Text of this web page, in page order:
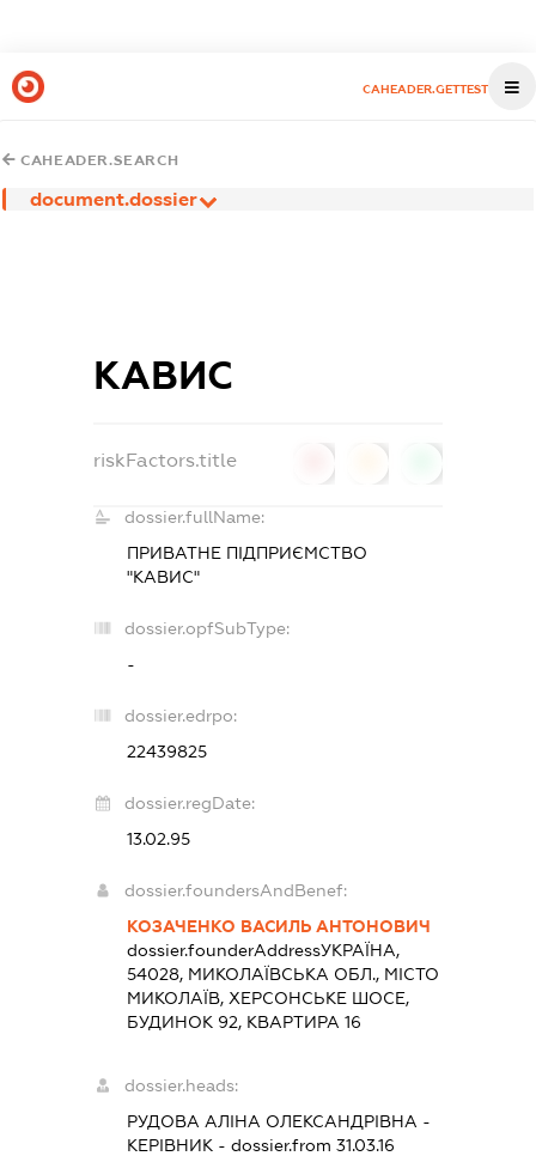
CAHEADER.GETTEST
CAHEADER.SEARCH
document.dossier
КАВИС
riskFactors.title
dossier.fullName:
ПРИВАТНЕ ПІДПРИЄМСТВО
"КАВИС"
dossier.opfSubType:
-
dossier.edrpo:
22439825
dossier.regDate:
13.02.95
dossier.foundersAndBenef:
КОЗАЧЕНКО ВАСИЛЬ АНТОНОВИЧ
dossier.founderAddressУКРАЇНА,
54028, МИКОЛАЇВСЬКА ОБЛ., МІСТО
МИКОЛАЇВ, ХЕРСОНСЬКЕ ШОСЕ,
БУДИНОК 92, КВАРТИРА 16
dossier.heads:
РУДОВА АЛІНА ОЛЕКСАНДРІВНА -
КЕРІВНИК - dossier.from 31.03.16